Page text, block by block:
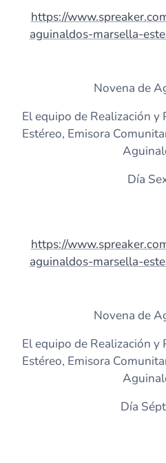
https://
aguinaldos-marsella-
Novena de
El equipo de Realización
Estéreo, Emisora
Día
https://
aguinaldos-marsella-
Novena de
El equipo de Realización
Estéreo, Emisora
Día